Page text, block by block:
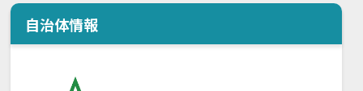
自治体情報